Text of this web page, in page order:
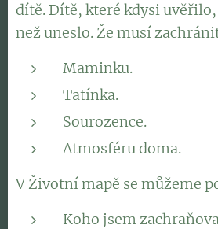
dítě. Dítě, které kdysi
než uneslo. Že musí
Maminku.
Tatínka.
Sourozence.
Atmosféru doma.
V Životní mapě se můžeme
Koho jsem